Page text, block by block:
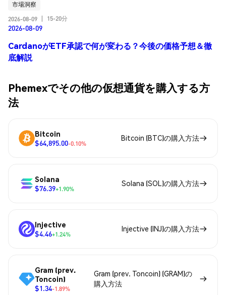
市場洞察
2026-08-09
15-20分
2026-08-09
CardanoがETF承認で何が変わる？今後の価格予想＆徹
底解説
Phemexでその他の仮想通貨を購入する方
法
Bitcoin
$64,895.00-0.10%
Bitcoin (BTC)の購入方法
Solana
$76.39+1.90%
Solana (SOL)の購入方法
Injective
$4.46+1.24%
Injective (INJ)の購入方法
Gram (prev.
Toncoin)
$1.34-1.89%
Gram (prev. Toncoin) (GRAM)の
購入方法